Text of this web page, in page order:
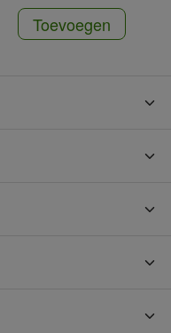
Toevoegen